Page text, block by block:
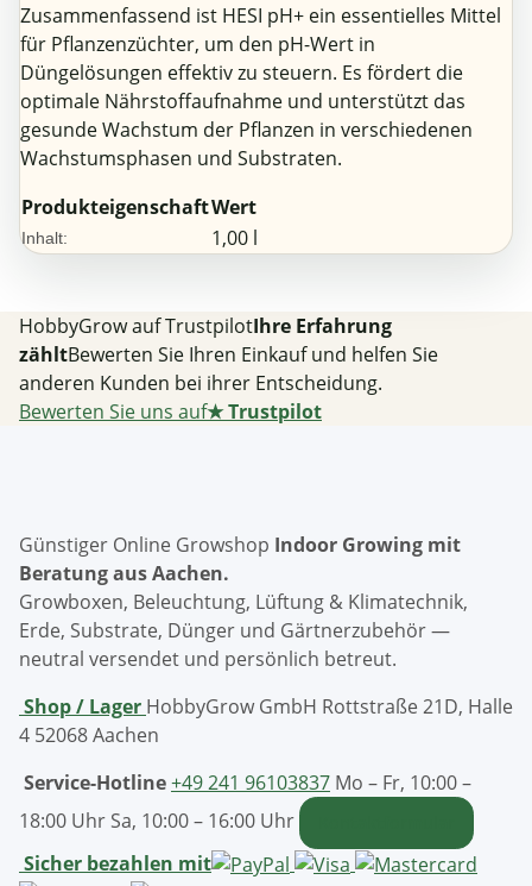
Zusammenfassend ist HESI pH+ ein essentielles Mittel
für Pflanzenzüchter, um den pH-Wert in
Düngelösungen effektiv zu steuern. Es fördert die
optimale Nährstoffaufnahme und unterstützt das
gesunde Wachstum der Pflanzen in verschiedenen
Wachstumsphasen und Substraten.
ProdukteigenschaftWert
Inhalt: 1,00 l
HobbyGrow auf TrustpilotIhre Erfahrung
zähltBewerten Sie Ihren Einkauf und helfen Sie
anderen Kunden bei ihrer Entscheidung.
Bewerten Sie uns auf★Trustpilot
Günstiger Online Growshop Indoor Growing mit
Beratung aus Aachen.
Growboxen, Beleuchtung, Lüftung & Klimatechnik,
Erde, Substrate, Dünger und Gärtnerzubehör —
neutral versendet und persönlich betreut.
Shop / Lager HobbyGrow GmbH Rottstraße 21D, Halle
4 52068 Aachen
Service-Hotline+49 241 96103837 Mo – Fr, 10:00 –
18:00 Uhr Sa, 10:00 – 16:00 Uhr
Sicher bezahlen mit